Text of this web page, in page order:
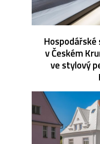
v Českém
ve stylový